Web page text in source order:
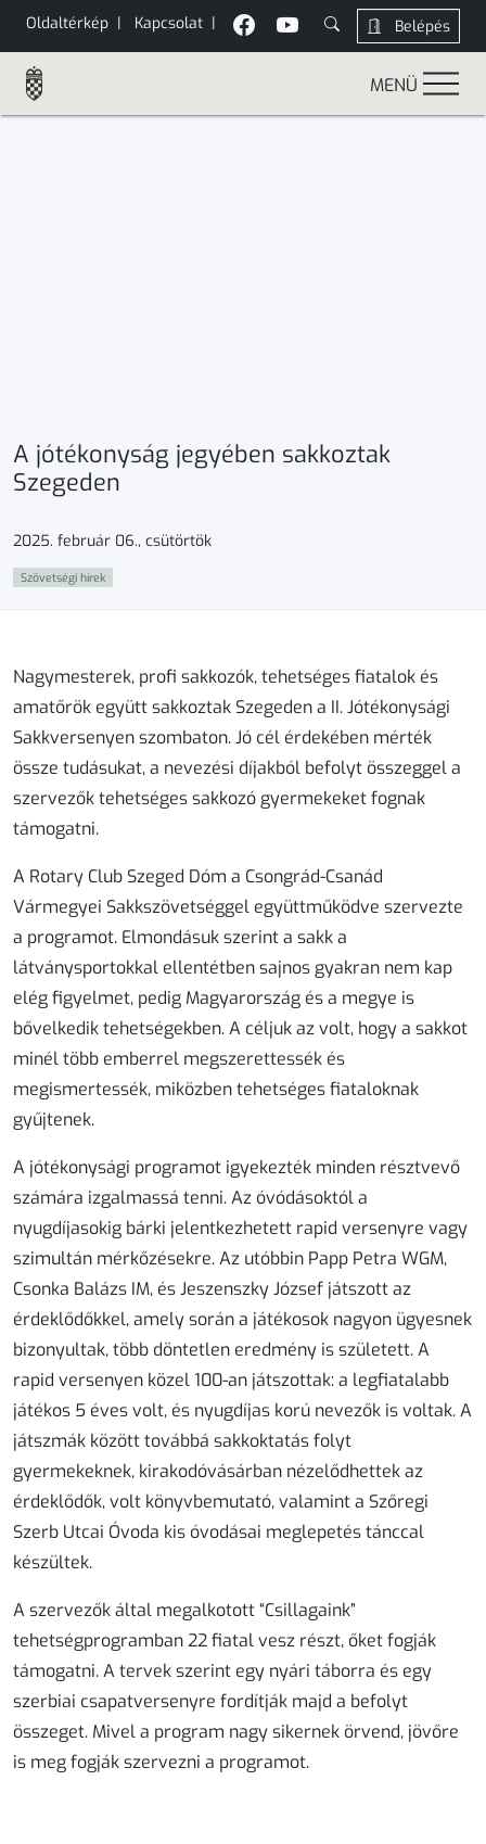
Oldaltérkép | Kapcsolat | Belépés
MENÜ
A jótékonyság jegyében sakkoztak
Szegeden
2025. február 06., csütörtök
Szövetségi hírek
Nagymesterek, profi sakkozók, tehetséges fiatalok és
amatőrök együtt sakkoztak Szegeden a II. Jótékonysági
Sakkversenyen szombaton. Jó cél érdekében mérték
össze tudásukat, a nevezési díjakból befolyt összeggel a
szervezők tehetséges sakkozó gyermekeket fognak
támogatni.
A Rotary Club Szeged Dóm a Csongrád-Csanád
Vármegyei Sakkszövetséggel együttműködve szervezte
a programot. Elmondásuk szerint a sakk a
látványsportokkal ellentétben sajnos gyakran nem kap
elég figyelmet, pedig Magyarország és a megye is
bővelkedik tehetségekben. A céljuk az volt, hogy a sakkot
minél több emberrel megszerettessék és
megismertessék, miközben tehetséges fiataloknak
gyűjtenek.
A jótékonysági programot igyekezték minden résztvevő
számára izgalmassá tenni. Az óvódásoktól a
nyugdíjasokig bárki jelentkezhetett rapid versenyre vagy
szimultán mérkőzésekre. Az utóbbin Papp Petra WGM,
Csonka Balázs IM, és Jeszenszky József játszott az
érdeklődőkkel, amely során a játékosok nagyon ügyesnek
bizonyultak, több döntetlen eredmény is született. A
rapid versenyen közel 100-an játszottak: a legfiatalabb
játékos 5 éves volt, és nyugdíjas korú nevezők is voltak. A
játszmák között továbbá sakkoktatás folyt
gyermekeknek, kirakodóvásárban nézelődhettek az
érdeklődők, volt könyvbemutató, valamint a Szőregi
Szerb Utcai Óvoda kis óvodásai meglepetés tánccal
készültek.
A szervezők által megalkotott “Csillagaink”
tehetségprogramban 22 fiatal vesz részt, őket fogják
támogatni. A tervek szerint egy nyári táborra és egy
szerbiai csapatversenyre fordítják majd a befolyt
összeget. Mivel a program nagy sikernek örvend, jövőre
is meg fogják szervezni a programot.